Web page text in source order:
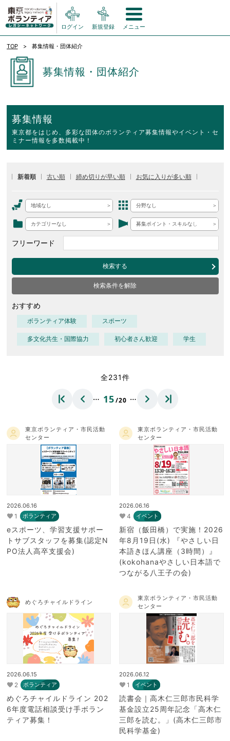
ログイン 新規登録 メニュー
TOP 募集情報・団体紹介
募集情報・団体紹介
募集情報
東京都をはじめ、多彩な団体のボランティア募集情報やイベント・セ
ミナー情報を多数掲載中！
新着順 古い順 締め切りが早い順 お気に入りが多い順
地域なし 分野なし
カテゴリーなし 募集ポイント・スキルなし
フリーワード
検索する
検索条件を解除
おすすめ
ボランティア体験 スポーツ
多文化共生・国際協力 初心者さん歓迎 学生
全231件
… 15/20 …
東京ボランティア・市民活動
センター
2026.06.16
1 ボランティア
eスポーツ、学習支援サポー
トサブスタッフを募集(認定N
PO法人高卒支援会)
東京ボランティア・市民活動
センター
2026.06.16
4 イベント
新宿（飯田橋）で実施！2026
年8月19日(水) 『やさしい日
本語きほん講座（3時間）』
(kokohanaやさしい日本語で
つながる八王子の会)
めぐろチャイルドライン
2026.06.15
2 ボランティア
めぐろチャイルドライン 202
6年度電話相談受け手ボラン
ティア募集！
東京ボランティア・市民活動
センター
2026.06.12
1 イベント
読書会｜高木仁三郎市民科学
基金設立25周年記念「高木仁
三郎を読む。」(高木仁三郎市
民科学基金)